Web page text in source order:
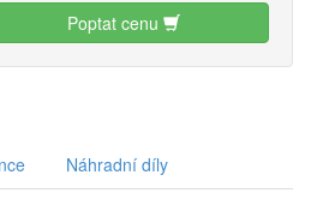
Poptat cenu
Náhradní díly